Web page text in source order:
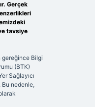
Gerçek
tavsiye
gereğince Bilgi
(BTK)
Sağlayıcı
nedenle,